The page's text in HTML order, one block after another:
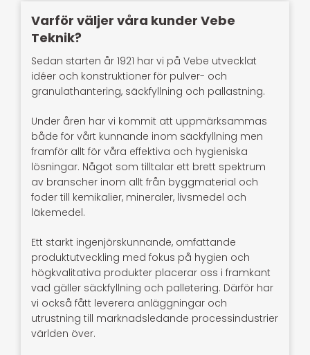
Varför väljer våra kunder Vebe
Teknik?
Sedan starten år 1921 har vi på Vebe utvecklat
idéer och konstruktioner för pulver- och
granulathantering, säckfyllning och pallastning.
Under åren har vi kommit att uppmärksammas
både för vårt kunnande inom säckfyllning men
framför allt för våra effektiva och hygieniska
lösningar. Något som tilltalar ett brett spektrum
av branscher inom allt från byggmaterial och
foder till kemikalier, mineraler, livsmedel och
läkemedel.
Ett starkt ingenjörskunnande, omfattande
produktutveckling med fokus på hygien och
högkvalitativa produkter placerar oss i framkant
vad gäller säckfyllning och palletering. Därför har
vi också fått leverera anläggningar och
utrustning till marknadsledande processindustrier
världen över.